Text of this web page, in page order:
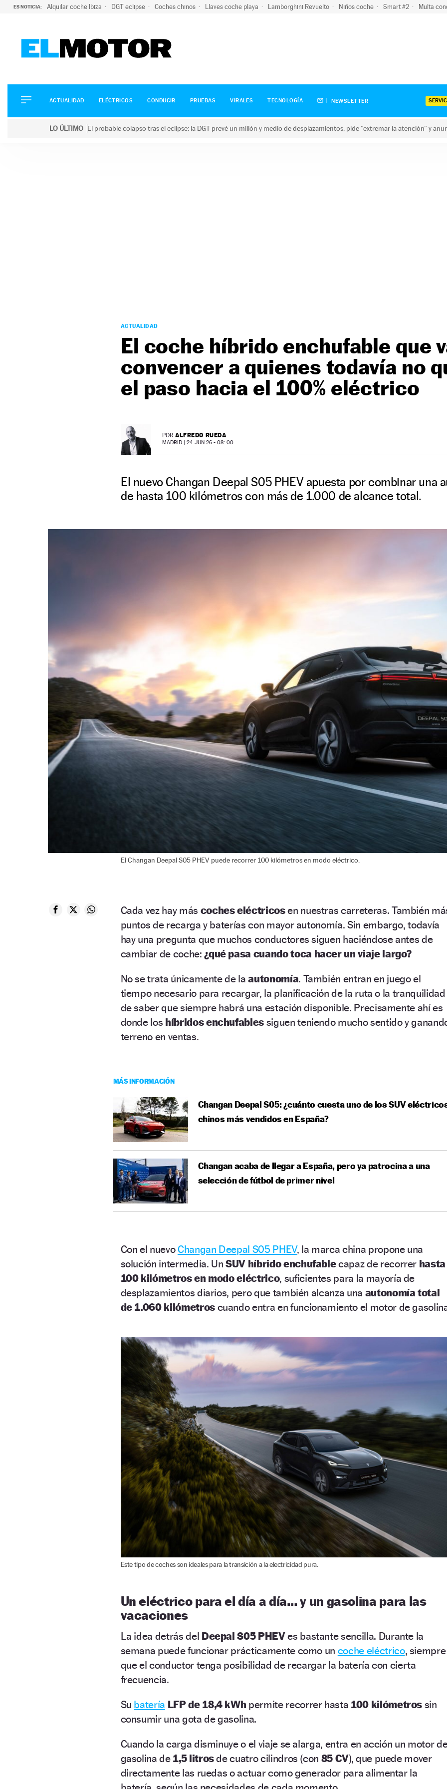
ES NOTICIA: Alquilar coche Ibiza DGT eclipse Coches chinos Llaves coche playa Lamborghini Revuelto Niños coche Smart #2 Multa
ELÉCTRICOS
CONDUCIR
ACTUALIDAD ELÉCTRICOS CONDUCIR PRUEBAS VIRALES TECNOLOGÍA NEWSLETTER
LO ÚLTIMO El probable colapso tras el eclipse: la DGT prevé un millón y medio de desplazamientos, pide “extremar la atención” y
ACTUALIDAD
El coche híbrido enchufable que
convencer a quienes todavía no
el paso hacia el 100% eléctrico
POR ALFREDO RUEDA
MADRID | 24 JUN 26 - 08: 00
El nuevo Changan Deepal S05 PHEV apuesta por combinar una
de hasta 100 kilómetros con más de 1.000 de alcance total.
El Changan Deepal S05 PHEV puede recorrer 100 kilómetros en modo eléctrico.
Cada vez hay más coches eléctricosen nuestras carreteras. También
puntos de recarga y baterías con mayor autonomía. Sin embargo, todavía
hay una pregunta que muchos conductores siguen haciéndose antes de
cambiar de coche:¿qué pasa cuando toca hacer un viaje largo?
No se trata únicamente de laautonomía. También entran en juego el
tiempo necesario para recargar, la planificación de la ruta o la tranquilidad
de saber que siempre habrá una estación disponible. Precisamente ahí es
donde los híbridos enchufables siguen teniendo mucho sentido y
terreno en ventas.
MÁS INFORMACIÓN
Changan Deepal S05: ¿cuánto cuesta uno de los SUV
chinos más vendidos en España?
Changan acaba de llegar a España, pero ya patrocina a una
selección de fútbol de primer nivel
Con el nuevoChangan Deepal S05 PHEV, la marca china propone una
solución intermedia. UnSUV híbrido enchufablecapaz de recorrer hasta
100 kilómetros en modo eléctrico, suficientes para la mayoría de
desplazamientos diarios, pero que también alcanza una autonomía total
de 1.060 kilómetroscuando entra en funcionamiento el motor de
Este tipo de coches son ideales para la transición a la electricidad pura.
Un eléctrico para el día a día… y un gasolina para las
vacaciones
La idea detrás del Deepal S05 PHEVes bastante sencilla. Durante la
semana puede funcionar prácticamente como un coche eléctrico, siempre
que el conductor tenga posibilidad de recargar la batería con cierta
frecuencia.
Su batería LFP de 18,4 kWh permite recorrer hasta 100 kilómetros sin
consumir una gota de gasolina.
Cuando la carga disminuye o el viaje se alarga, entra en acción un motor
gasolina de 1,5 litrosde cuatro cilindros (con 85 CV), que puede mover
directamente las ruedas o actuar como generador para alimentar la